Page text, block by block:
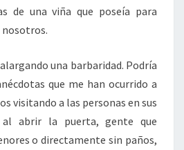
de una viña que poseía para
una barbaridad. Podría
que me han ocurrido a
visitando a las personas en sus
al abrir la puerta, gente que
o directamente sin paños,